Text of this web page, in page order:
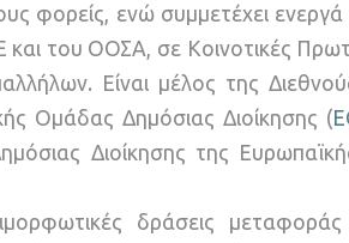
φορείς, ενώ συμμετέχει ενεργά
του ΟΟΣΑ, σε Κοινοτικές
Είναι μέλος της
Ομάδας Δημόσιας Διοίκησης (
Διοίκησης της
δράσεις μεταφοράς